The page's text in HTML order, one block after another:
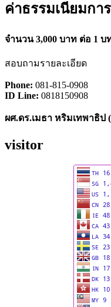
ค่าธรรมเนียมกา
จำนวน 3,000 บาท ต่อ 1 บ
สอบถามรายละเอียด
Phone: 081-815-0908
ID Line: 0818150908
ผศ.ดร.เมธา หริมเทพาธิป (
visitor